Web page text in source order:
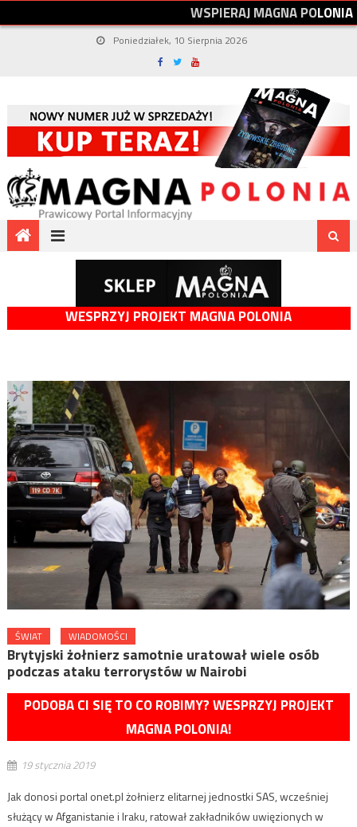
WSPIERAJMAGNAPOLONIA
Poniedziałek, 10 Sierpnia 2026
WESPRZYJ PROJEKT MAGNA POLONIA
ŚWIAT WIADOMOŚCI
Brytyjski żołnierz samotnie uratował wiele osób
podczas ataku terrorystów w Nairobi
PODOBA CI SIĘ TO CO ROBIMY? WESPRZYJ PROJEKT
MAGNA POLONIA!
19 stycznia 2019
Jak donosi portal onet.pl żołnierz elitarnej jednostki SAS, wcześniej
służący w Afganistanie i Iraku, ratował zakładników uwięzionych w